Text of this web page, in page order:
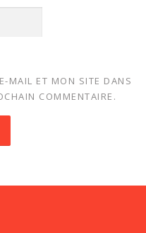
MAIL ET MON SITE DANS
COMMENTAIRE.